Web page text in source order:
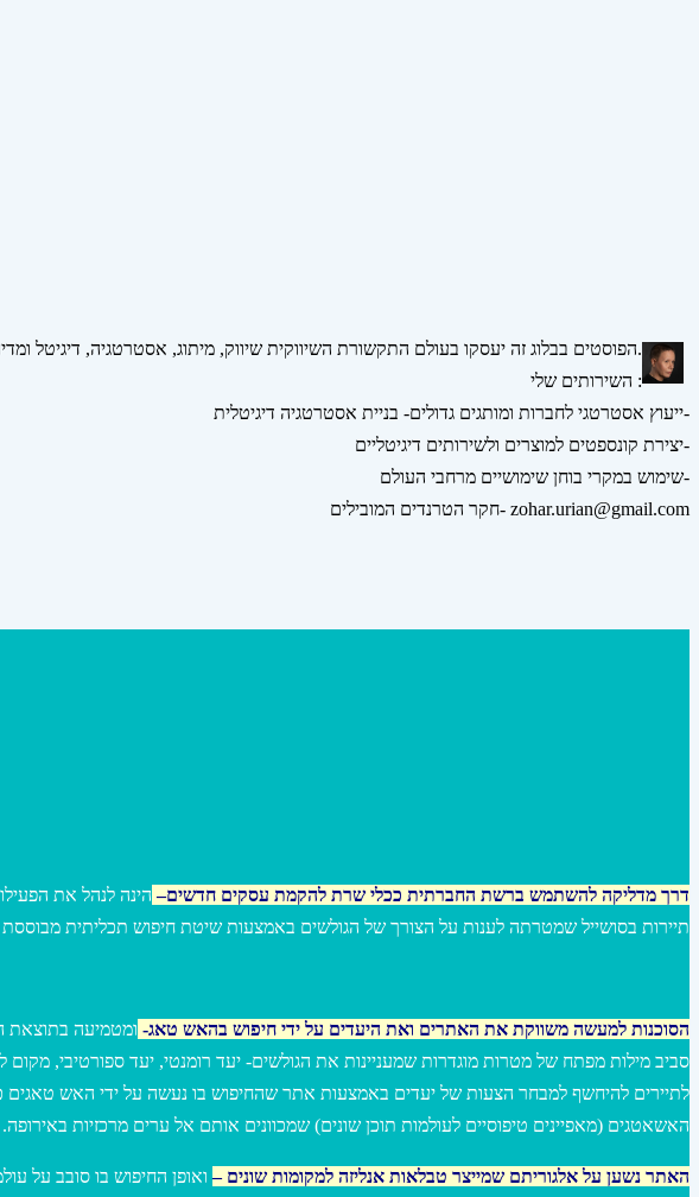
הפוסטים בבלוג זה יעסקו בעולם התקשורת השיווקית שיווק, מיתוג, אסטרטגיה, דיגיטל ומדיה חברתית.
השירותים שלי :
ייעוץ אסטרטגי לחברות ומותגים גדולים- בניית אסטרטגיה דיגיטלית-
יצירת קונספטים למוצרים ולשירותים דיגיטליים-
שימוש במקרי בוחן שימושיים מרחבי העולם-
חקר הטרנדים המובילים- zohar.urian@gmail.com
דרך מדליקה להשתמש ברשת החברתית ככלי שרת להקמת עסקים חדשים– הינה לנהל את
תיירות בסושייל שמטרתה לענות על הצורך של הגולשים באמצעות שיטת חיפוש תכליתית מבוססת
הסוכנות למעשה משווקת את האתרים ואת היעדים על ידי חיפוש בהאש טאג- ומטמיעה בתוצאת
סביב מילות מפתח של מטרות מוגדרות שמעניינות את הגולשים- יעד רומנטי, יעד ספורטיבי, מקום
לתיירים להיחשף למבחר הצעות של יעדים באמצעות אתר שהחיפוש בו נעשה על ידי האש
האשאטגים (מאפיינים טיפוסיים לעולמות תוכן שונים) שמכוונים אותם אל ערים מרכזיות באירופה.
האתר נשען על אלגוריתם שמייצר טבלאות אנליזה למקומות שונים – ואופן החיפוש בו סובב על